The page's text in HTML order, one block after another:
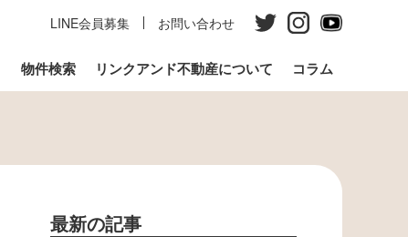
物件検索 リンクアンド不動産について コラム
LINE会員募集 お問い合わせ
最新の記事